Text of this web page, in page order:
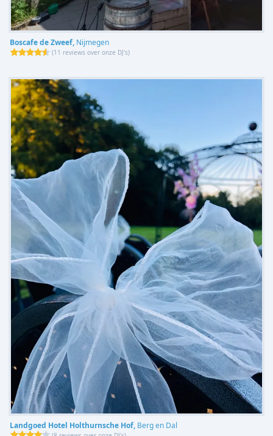
Boscafe de Zweef, Nijmegen
(11 reviews over onze DJ's)
Landgoed Hotel Holthurnsche Hof, Berg en Dal